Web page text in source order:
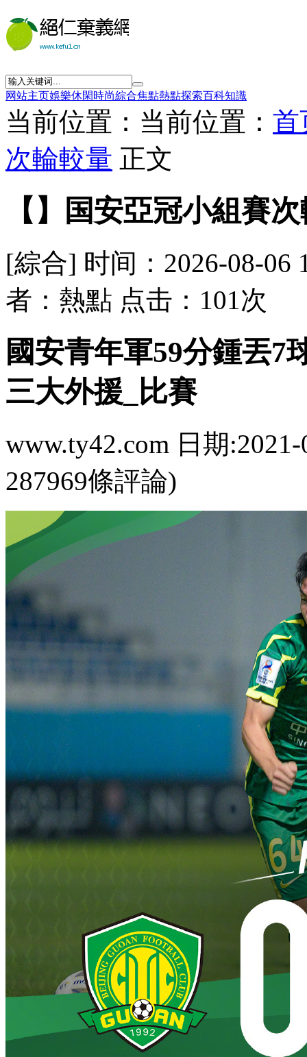
网站主页娛樂休閑時尚綜合焦點熱點探索百科知識
当前位置：当前位置： 首
次輪較量 正文
【】国安亞冠小組賽
[綜合] 时间：2026-08-06
者：熱點 点击：101次
國安青年軍59分鍾丟7
三大外援_比賽
www.ty42.com 日期
287969條評論)